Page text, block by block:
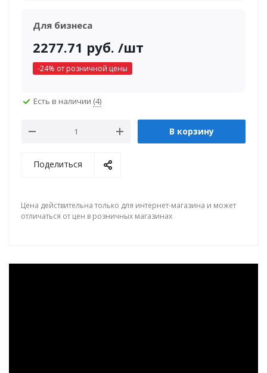
Для бизнеса
2277.71 руб. /шт
-24% от розничной цены
Есть в наличии (4)
В корзину
Поделиться
Цена действительна только для интернет-магазина и может
отличаться от цен в розничных магазинах